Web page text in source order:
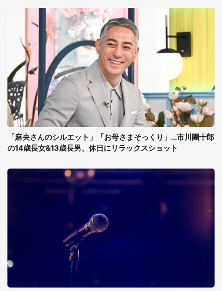
「麻央さんのシルエット」「お母さまそっくり」...市川團十郎
の14歳長女&13歳長男、休日にリラックスショット